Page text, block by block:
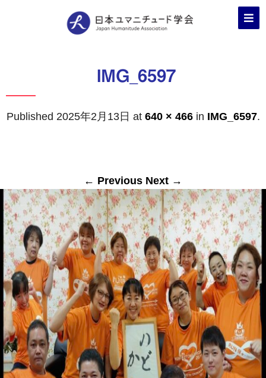
IMG_6597
Published 2025年2月13日 at 640 × 466in IMG_6597.
← Previous Next →